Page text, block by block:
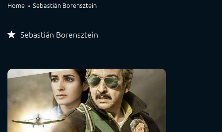
Home Sebastián Borensztein
Sebastián Borensztein